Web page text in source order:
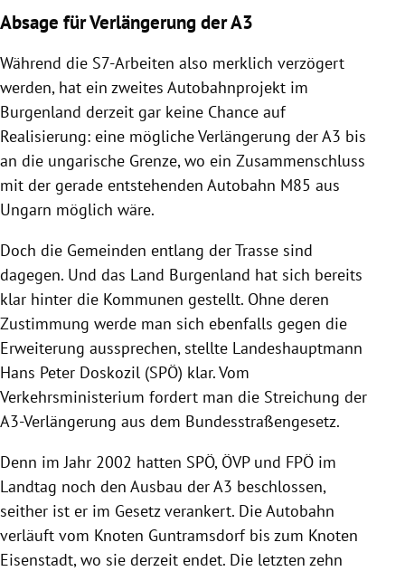
Absage für Verlängerung der A3
Während die S7-Arbeiten also merklich verzögert
werden, hat ein zweites Autobahnprojekt im
Burgenland derzeit gar keine Chance auf
Realisierung: eine mögliche Verlängerung der A3 bis
an die ungarische Grenze, wo ein Zusammenschluss
mit der gerade entstehenden Autobahn M85 aus
Ungarn möglich wäre.
Doch die Gemeinden entlang der Trasse sind
dagegen. Und das Land Burgenland hat sich bereits
klar hinter die Kommunen gestellt. Ohne deren
Zustimmung werde man sich ebenfalls gegen die
Erweiterung aussprechen, stellte Landeshauptmann
Hans Peter Doskozil (SPÖ) klar. Vom
Verkehrsministerium fordert man die Streichung der
A3-Verlängerung aus dem Bundesstraßengesetz.
Denn im Jahr 2002 hatten SPÖ, ÖVP und FPÖ im
Landtag noch den Ausbau der A3 beschlossen,
seither ist er im Gesetz verankert. Die Autobahn
verläuft vom Knoten Guntramsdorf bis zum Knoten
Eisenstadt, wo sie derzeit endet. Die letzten zehn